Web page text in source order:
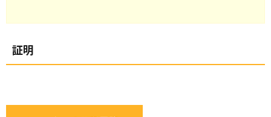
証明